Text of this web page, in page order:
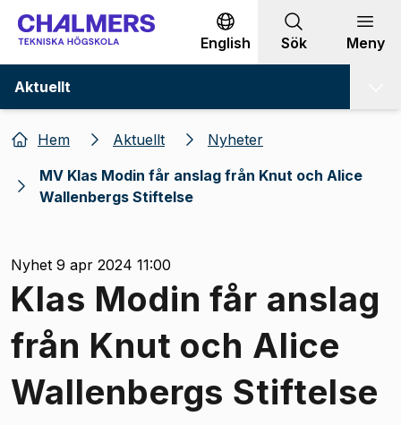
Gå till innehållet
English Sök Meny
Aktuellt
Hem Aktuellt
Nyheter
MV Klas Modin får anslag från Knut och Alice
Wallenbergs Stiftelse
Nyhet 9 apr 2024 11:00
Klas Modin får anslag
från Knut och Alice
Wallenbergs Stiftelse